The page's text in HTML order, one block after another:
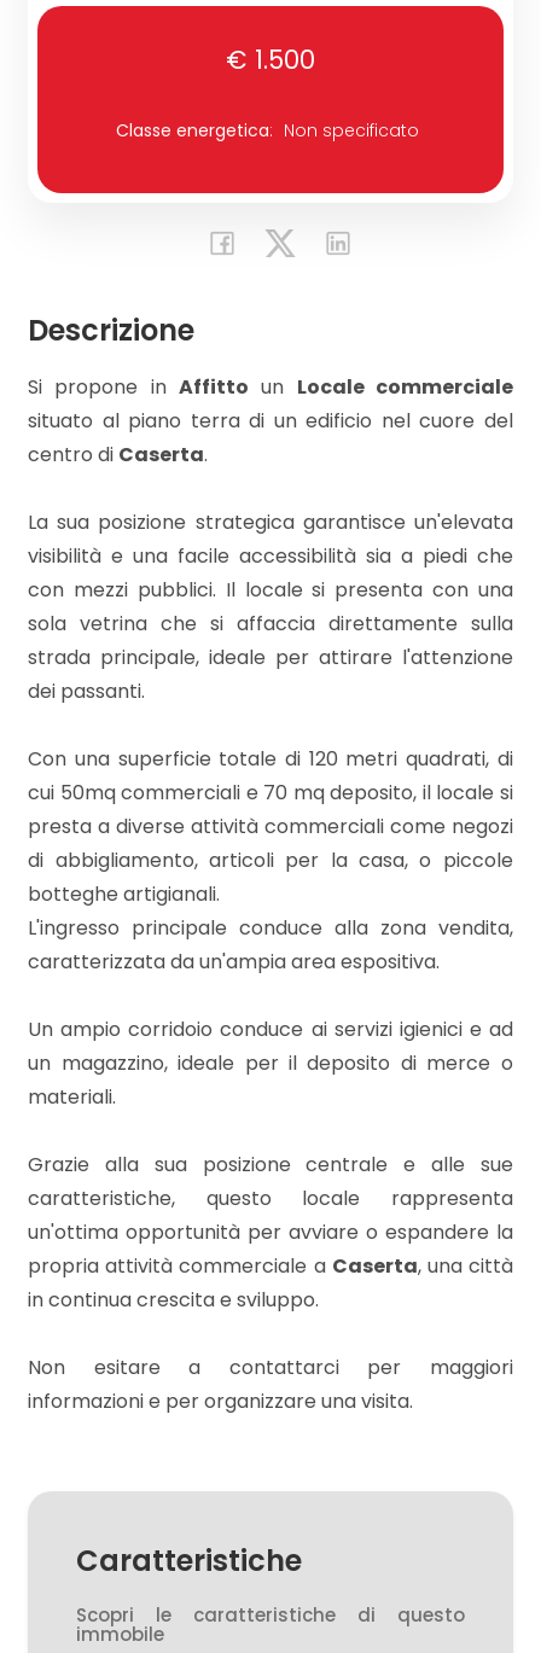
€ 1.500
Classe energetica: Non specificato
Descrizione
Si propone in Affitto un Locale commerciale
situato al piano terra di un edificio nel cuore del
centro di Caserta.
La sua posizione strategica garantisce un'elevata
visibilità e una facile accessibilità sia a piedi che
con mezzi pubblici. Il locale si presenta con una
sola vetrina che si affaccia direttamente sulla
strada principale, ideale per attirare l'attenzione
dei passanti.
Con una superficie totale di 120 metri quadrati, di
cui 50mq commerciali e 70 mq deposito, il locale si
presta a diverse attività commerciali come negozi
di abbigliamento, articoli per la casa, o piccole
botteghe artigianali.
L'ingresso principale conduce alla zona vendita,
caratterizzata da un'ampia area espositiva.
Un ampio corridoio conduce ai servizi igienici e ad
un magazzino, ideale per il deposito di merce o
materiali.
Grazie alla sua posizione centrale e alle sue
caratteristiche, questo locale rappresenta
un'ottima opportunità per avviare o espandere la
propria attività commerciale a Caserta, una città
in continua crescita e sviluppo.
Non esitare a contattarci per maggiori
informazioni e per organizzare una visita.
Caratteristiche
Scopri le caratteristiche di questo
immobile
Prezzo
Totale
mq
Locali
minimi
Qualsiasi
1
5
Bagni